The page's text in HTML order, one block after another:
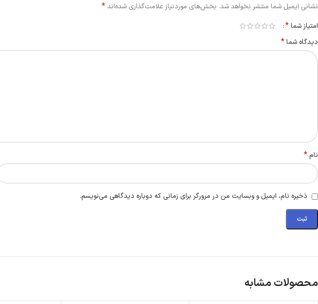
نشانی ایمیل شما منتشر نخواهد شد. بخش‌های موردنیاز علامت‌گذاری شده‌اند*
امتیاز شما*
دیدگاه شما*
نام*
ذخیره نام، ایمیل و وبسایت من در مرورگر برای زمانی که دوباره دیدگاهی می‌نویسم.
محصولات مشابه